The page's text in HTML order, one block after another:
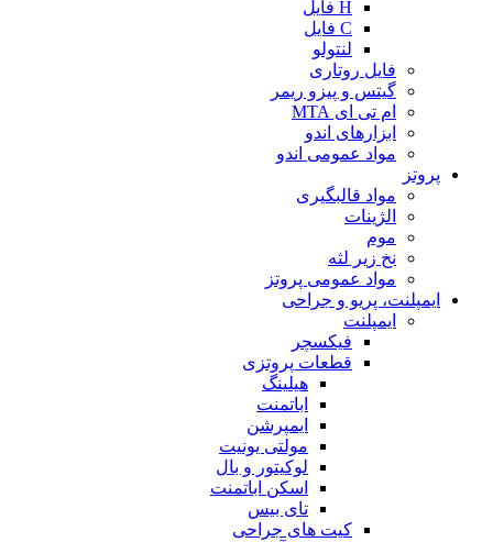
H فایل
C فایل
لنتولو
فایل روتاری
گیتس و پیزو ریمر
ام تی ای MTA
ابزارهای اندو
مواد عمومی اندو
پروتز
مواد قالبگیری
الژینات
موم
نخ زیر لثه
مواد عمومی پروتز
ایمپلنت، پریو و جراحی
ایمپلنت
فیکسچر
قطعات پروتزی
هیلینگ
اباتمنت
ایمپرشن
مولتی یونیت
لوکیتور و بال
اسکن اباتمنت
تای بیس
کیت های جراحی